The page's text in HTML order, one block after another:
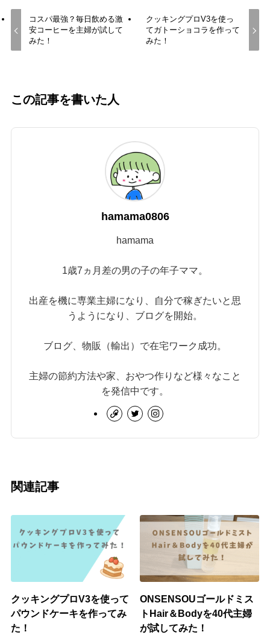
コスパ最強？毎日飲める激
安コーヒーを主婦が試して
みた！
クッキングプロV3を使っ
てガトーショコラを作って
みた！
この記事を書いた人
hamama0806
hamama
1歳7ヵ月差の男の子の年子ママ。
出産を機に専業主婦になり、自分で稼ぎたいと思
うようになり、ブログを開始。
ブログ、物販（輸出）で在宅ワーク成功。
主婦の節約方法や家、おやつ作りなど様々なこと
を発信中です。
関連記事
クッキングプロV3を使って
パウンドケーキを作ってみ
た！
ONSENSOUゴールドミス
トHair＆Bodyを40代主婦
が試してみた！